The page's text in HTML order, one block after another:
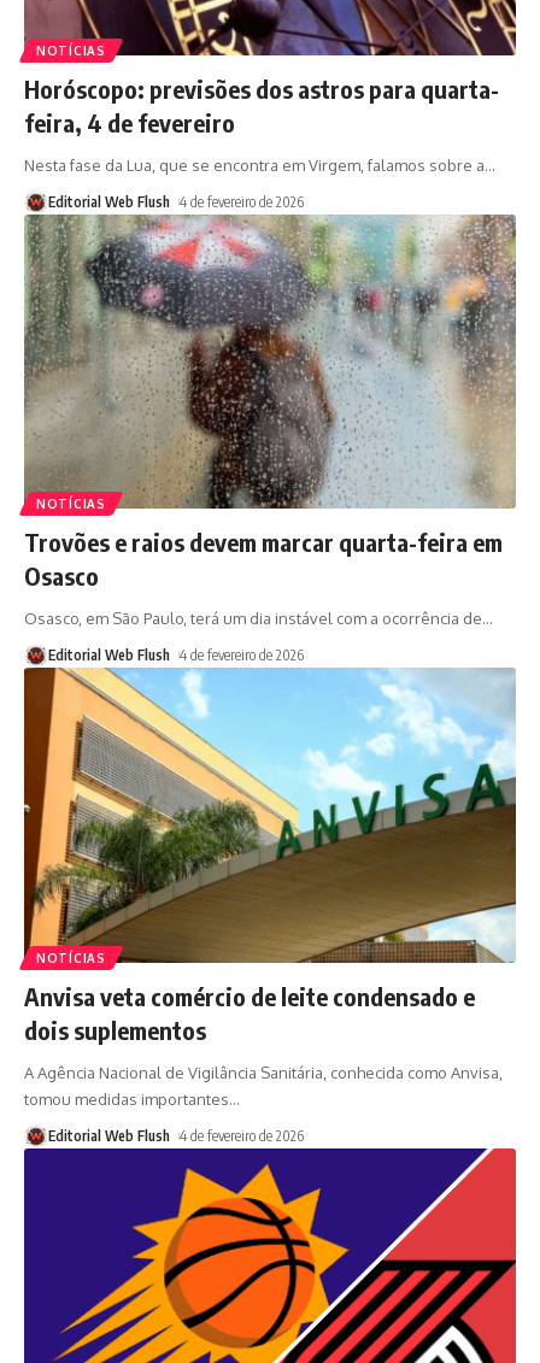
NOTÍCIAS
Horóscopo: previsões dos astros para quarta-
feira, 4 de fevereiro
Nesta fase da Lua, que se encontra em Virgem, falamos sobre a…
Editorial Web Flush 4 de fevereiro de 2026
NOTÍCIAS
Trovões e raios devem marcar quarta-feira em
Osasco
Osasco, em São Paulo, terá um dia instável com a ocorrência de…
Editorial Web Flush 4 de fevereiro de 2026
NOTÍCIAS
Anvisa veta comércio de leite condensado e
dois suplementos
A Agência Nacional de Vigilância Sanitária, conhecida como Anvisa,
tomou medidas importantes…
Editorial Web Flush 4 de fevereiro de 2026